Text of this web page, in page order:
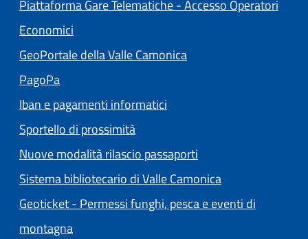
Piattaforma Gare Telematiche - Accesso Operatori
Economici
GeoPortale della Valle Camonica
PagoPa
Iban e pagamenti informatici
Sportello di prossimità
Nuove modalità rilascio passaporti
Sistema bibliotecario di Valle Camonica
Geoticket - Permessi funghi, pesca e eventi di
montagna